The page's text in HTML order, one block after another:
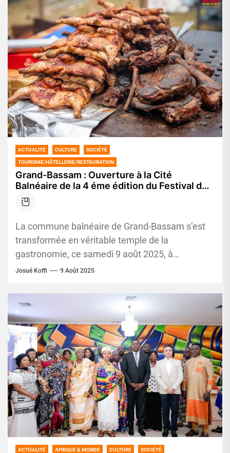
ACTUALITÉ CULTURE SOCIÉTÉ
TOURISME/HÔTELLERIE/RESTAURATION
Grand-Bassam : Ouverture à la Cité
Balnéaire de la 4 éme édition du Festival des
Grillades
La commune balnéaire de Grand-Bassam s’est
transformée en véritable temple de la
gastronomie, ce samedi 9 août 2025, à
l’occasion de l’ouverture de la 4...
Josué Koffi 9 Août 2025
ACTUALITÉ AFRIQUE & MONDE CULTURE SOCIÉTÉ